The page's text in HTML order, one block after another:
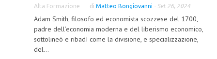
ARCHIVIO EVENTI (FINO AL 2022)
CORSI ENTI TERZI
Alta Formazione di Matteo Bongiovanni - Set 26, 2024
Adam Smith, filosofo ed economista scozzese del 1700,
padre dell’economia moderna e del liberismo economico,
sottolineò e ribadì come la divisione, e specializzazione,
del...